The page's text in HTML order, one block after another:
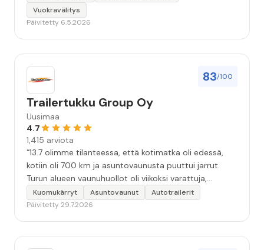
Vuokravälitys
Päivitetty 6.5.2026
83/100
Trailertukku Group Oy
Uusimaa
4.7
1,415 arviota
“13.7 olimme tilanteessa, että kotimatka oli edessä,
kotiin oli 700 km ja asuntovaunusta puuttui jarrut.
Turun alueen vaunuhuollot oli viikoksi varattuja,
asentajien kädet täynnä työtä. Eräs vaunuhuolto
neuvoi olemaan yhteydessä Turun Trailertukkuun.
Kuomukärryt Asuntovaunut
Autotrailerit
Päivitetty 29.7.2026